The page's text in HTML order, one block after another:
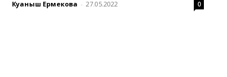
Куаныш Ермекова - 27.05.2022 0